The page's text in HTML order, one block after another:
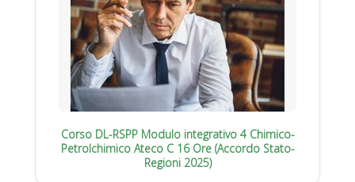
Corso DL-RSPP Modulo integrativo 4 Chimico-
Petrolchimico Ateco C 16 Ore (Accordo Stato-
Regioni 2025)